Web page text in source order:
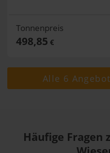
Tonnenpreis
498,85 €
Alle 6
Häufige Fragen